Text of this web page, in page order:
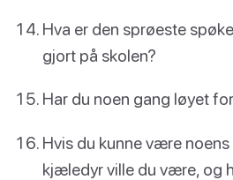
Hva er den sprøeste
gjort på skolen?
Har du noen gang løyet
Hvis du kunne være
kjæledyr ville du være, og